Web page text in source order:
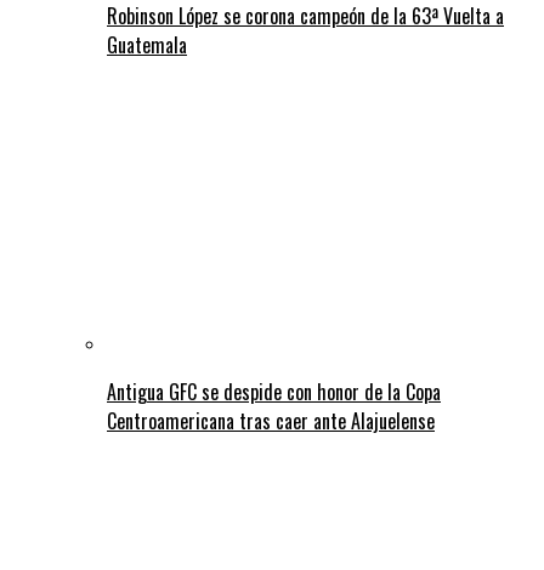
Robinson López se corona campeón de la 63ª Vuelta a
Guatemala
Antigua GFC se despide con honor de la Copa
Centroamericana tras caer ante Alajuelense